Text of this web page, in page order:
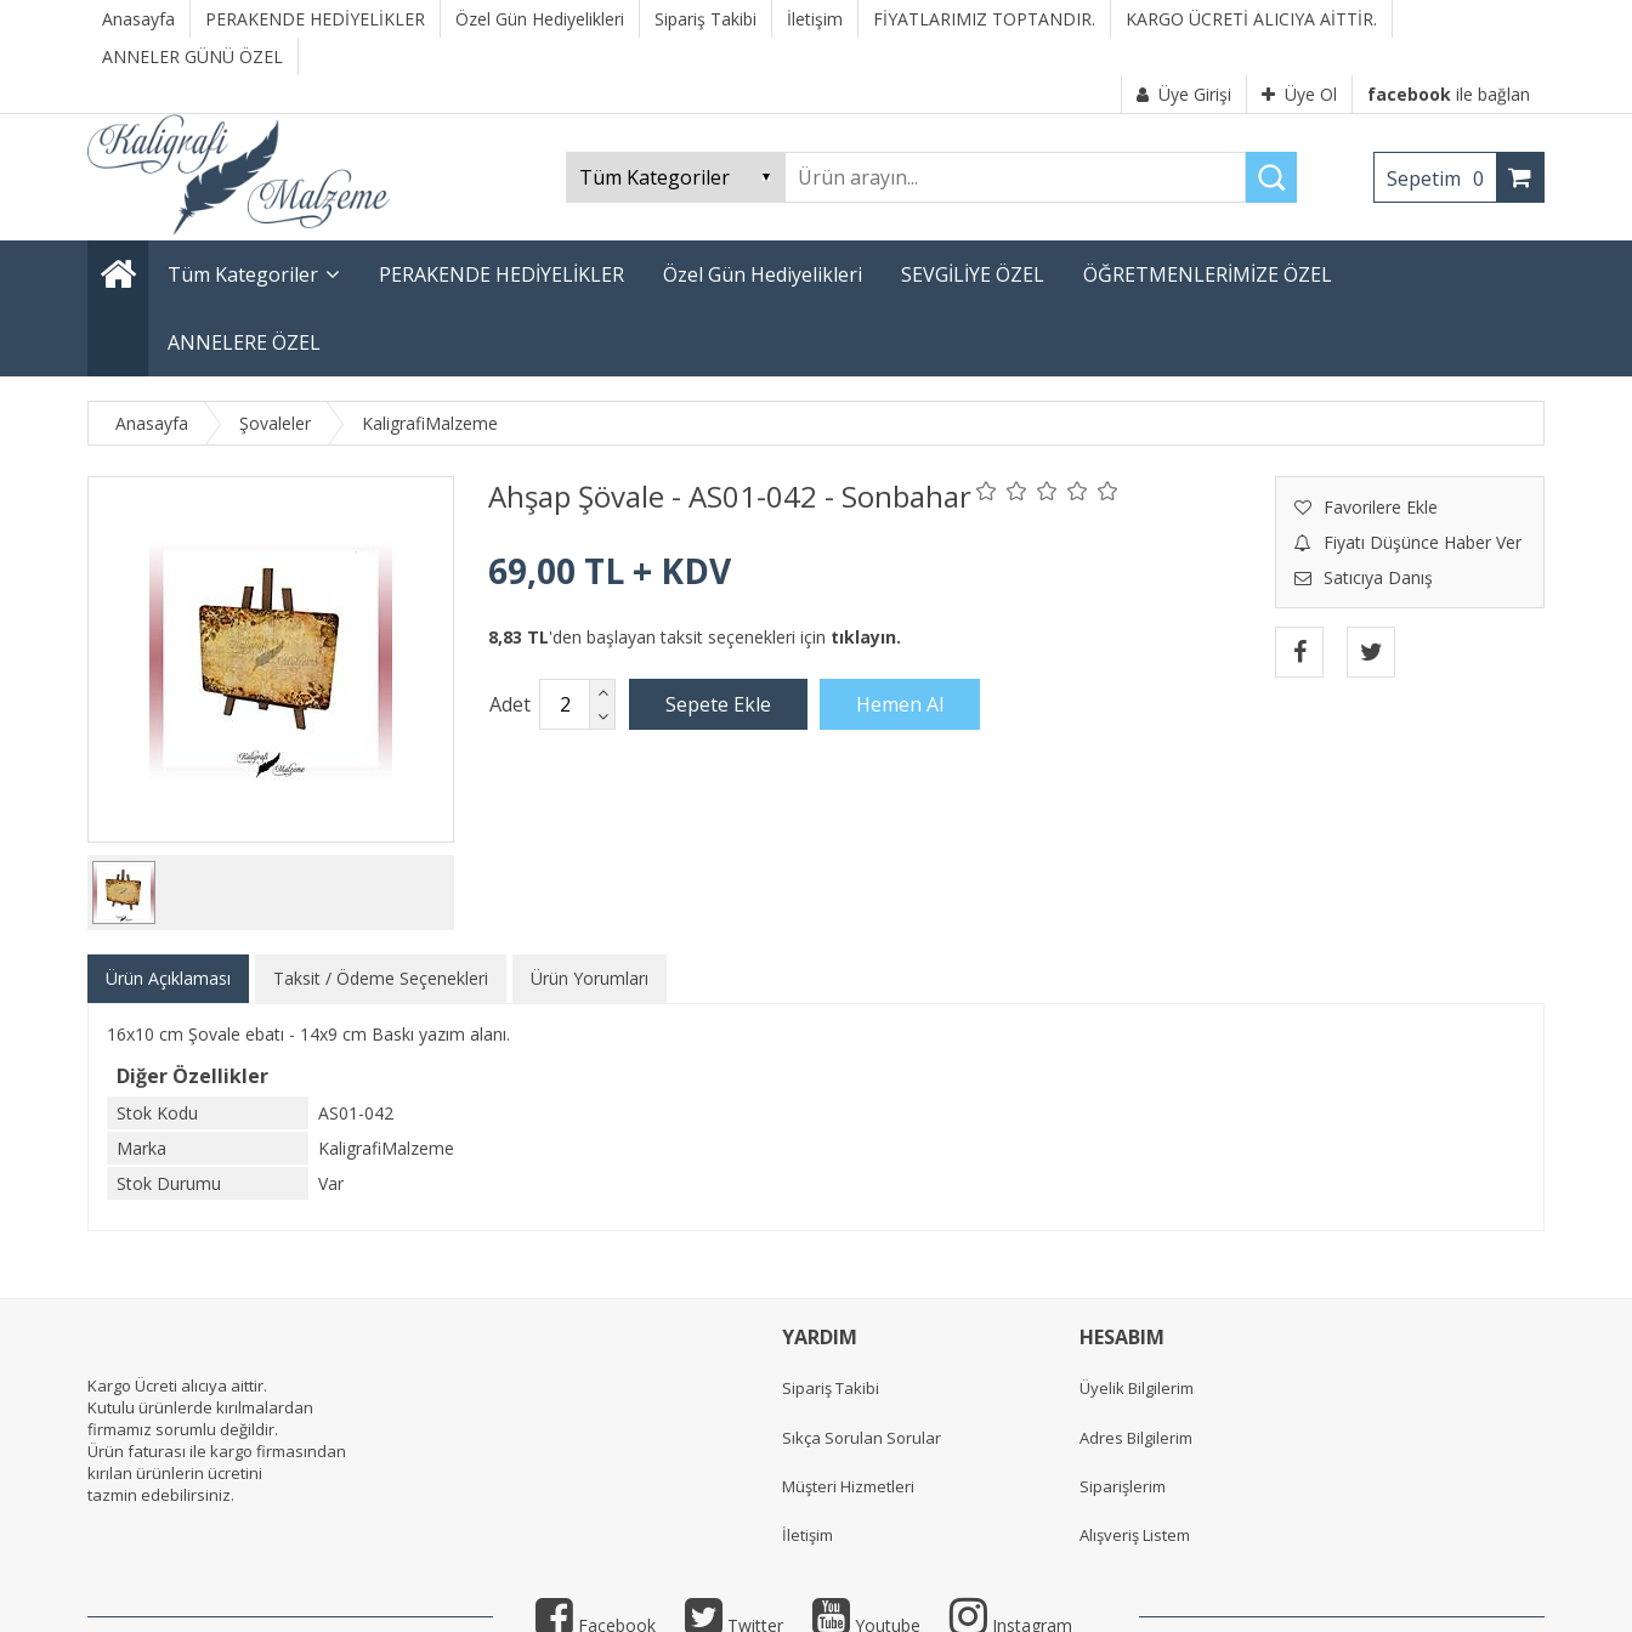
Anasayfa PERAKENDE HEDİYELİKLER Özel Gün Hediyelikleri Sipariş Takibi İletişim FİYATLARIMIZ TOPTANDIR.
KARGO ÜCRETİ ALICIYA AİTTİR.
ANNELER GÜNÜ ÖZEL
Üye Girişi
Üye Ol facebook ile bağlan
Sepetim 0
Tüm Kategoriler PERAKENDE HEDİYELİKLER Özel Gün Hediyelikleri SEVGİLİYE ÖZEL ÖĞRETMENLERİMİZE ÖZEL
ANNELERE ÖZEL
Anasayfa Şovaleler KaligrafiMalzeme
Ahşap Şövale - AS01-042 - Sonbahar
Favorilere Ekle
Fiyatı Düşünce Haber Ver
Satıcıya Danış
69,00 TL + KDV
8,83 TL'den başlayan taksit seçenekleri için tıklayın.
Adet
Ürün Açıklaması Taksit / Ödeme Seçenekleri Ürün Yorumları
16x10 cm Şovale ebatı - 14x9 cm Baskı yazım alanı.
Diğer Özellikler
Stok Kodu
AS01-042
Marka
KaligrafiMalzeme
Stok Durumu
Var
Kargo Ücreti alıcıya aittir.
Kutulu ürünlerde kırılmalardan
firmamız sorumlu değildir.
Ürün faturası ile kargo firmasından
kırılan ürünlerin ücretini
tazmin edebilirsiniz.
YARDIM
Sipariş Takibi
Sıkça Sorulan Sorular
Müşteri Hizmetleri
İletişim
HESABIM
Üyelik Bilgilerim
Adres Bilgilerim
Siparişlerim
Alışveriş Listem
Facebook Twitter Youtube Instagram